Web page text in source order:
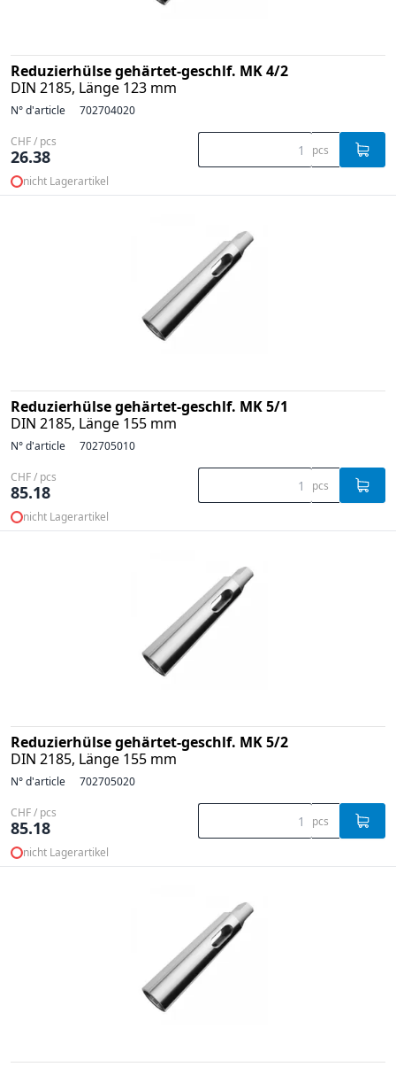
Reduzierhülse gehärtet-geschlf. MK 4/2
DIN 2185, Länge 123 mm
N° d'article 702704020
CHF / pcs
26.38 pcs
nicht Lagerartikel
Reduzierhülse gehärtet-geschlf. MK 5/1
DIN 2185, Länge 155 mm
N° d'article 702705010
CHF / pcs
85.18 pcs
nicht Lagerartikel
Reduzierhülse gehärtet-geschlf. MK 5/2
DIN 2185, Länge 155 mm
N° d'article 702705020
CHF / pcs
85.18 pcs
nicht Lagerartikel